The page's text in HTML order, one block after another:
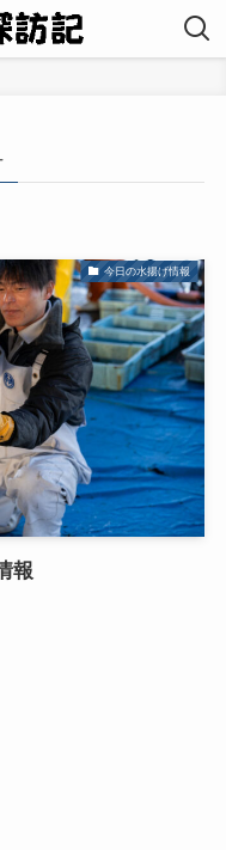
今日の水揚げ情報
報